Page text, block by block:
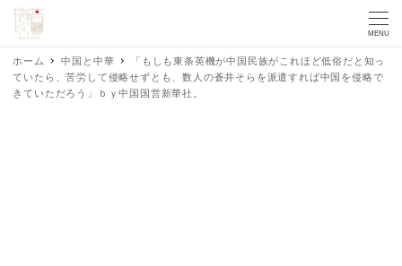
MENU
ホーム 中国と中華
「もしも東条英機が中国民族がこれほど低俗だと知っ
ていたら、苦労して侵略せずとも、数人の蒼井そらを派遣すれば中国を侵略で
きていただろう」ｂｙ中国国営新華社。